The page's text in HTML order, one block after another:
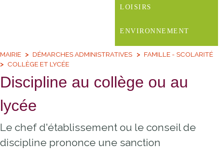
LOISIRS
ENVIRONNEMENT
MAIRIE DÉMARCHES ADMINISTRATIVES
FAMILLE - SCOLARITÉ
COLLÈGE ET LYCÉE
Discipline au collège ou au
lycée
Le chef d'établissement ou le conseil de
discipline prononce une sanction